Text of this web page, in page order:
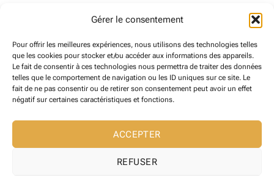
Gérer le consentement
Pour offrir les meilleures expériences, nous utilisons des technologies telles
que les cookies pour stocker et/ou accéder aux informations des appareils.
Le fait de consentir à ces technologies nous permettra de traiter des données
telles que le comportement de navigation ou les ID uniques sur ce site. Le
fait de ne pas consentir ou de retirer son consentement peut avoir un effet
négatif sur certaines caractéristiques et fonctions.
ACCEPTER
REFUSER
La création de l’escalier extérieur pour accéder au
clocher date de 1775.